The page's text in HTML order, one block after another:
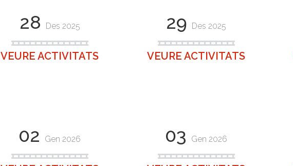
28 Des 2025
VEURE ACTIVITATS
29 Des 2025
VEURE ACTIVITATS
02 Gen 2026 03 Gen 2026